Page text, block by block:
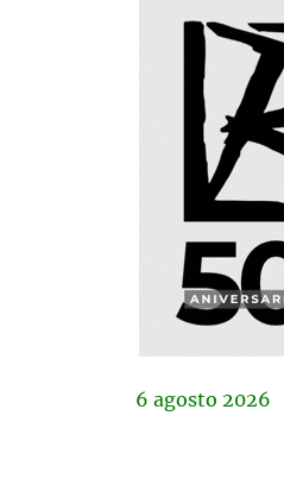
6 agosto 2026